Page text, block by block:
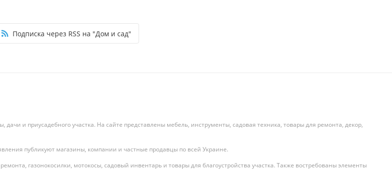
Подписка через RSS на "Дом и сад"
и приусадебного участка. На сайте представлены мебель, инструменты, садовая техника, товары для ремонта, декор,
публикуют магазины, компании и частные продавцы по всей Украине.
газонокосилки, мотокосы, садовый инвентарь и товары для благоустройства участка. Также востребованы элементы